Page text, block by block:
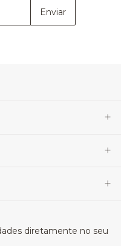
Enviar
diretamente no seu